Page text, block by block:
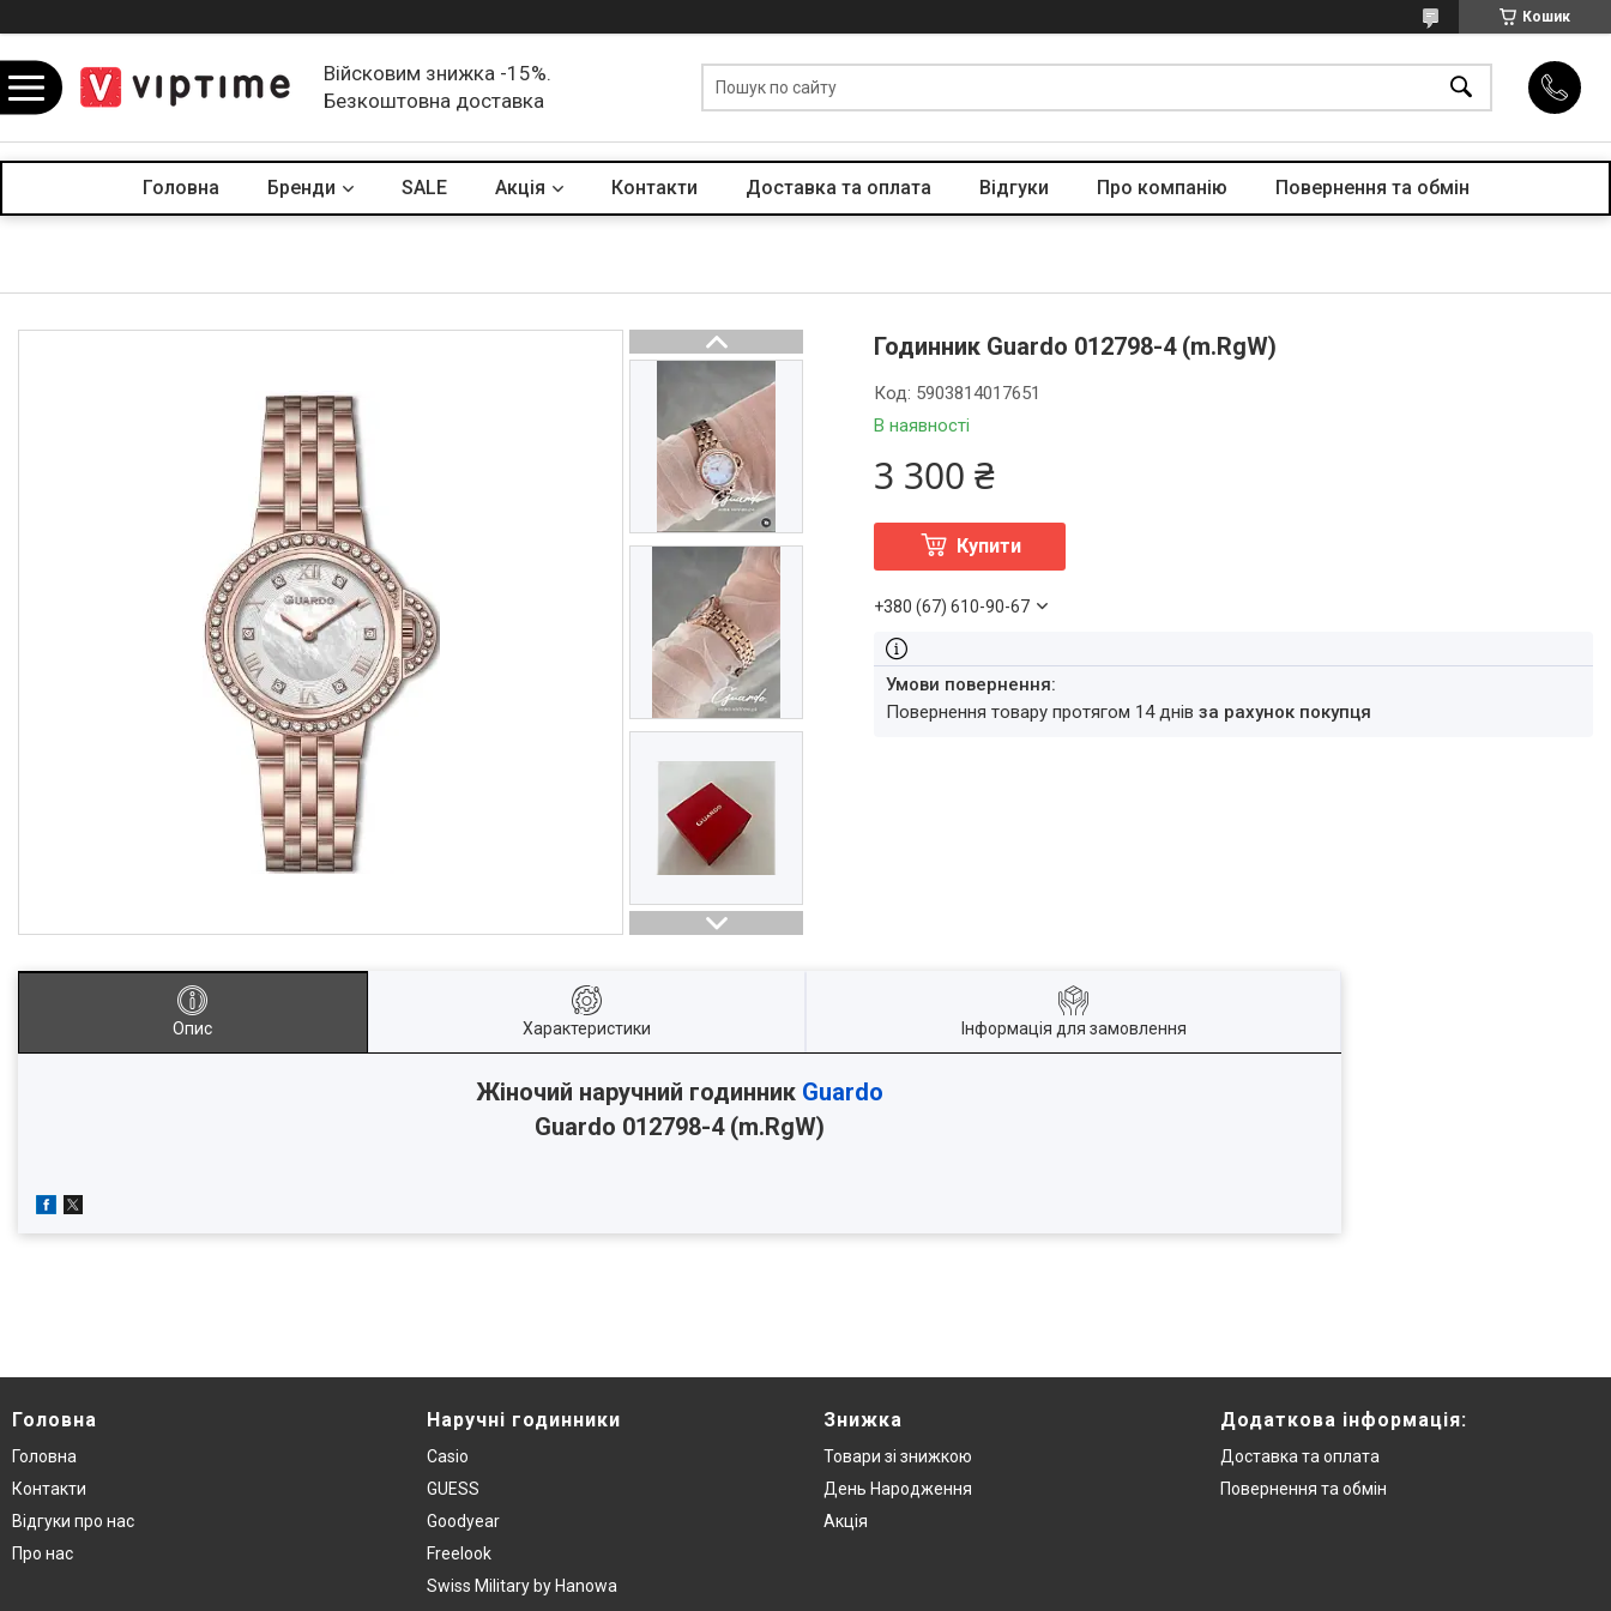
Кошик
Війсковим знижка -15%.
Безкоштовна доставка
Головна Бренди SALE Акцiя Контакти Доставка та оплата Вiдгуки Про компанiю Повернення та обмін
Годинник Guardo 012798-4 (m.RgW)
В наявності
Код: 5903814017651
3 300 ₴
Купити
+380 (67) 610-90-67
повернення товару протягом 14 днівза рахунок покупця
Опис Характеристики Інформація для замовлення
Жіночий наручний годинник Guardo
Guardo 012798-4 (m.RgW)
Головна
Головна
Контакти
Вiдгуки про нас
Про нас
Наручнi годинники
Casio
GUESS
Goodyear
Freelook
Swiss Military by Hanowa
Знижка
Товари зi знижкою
День Народження
Акція
Додаткова інформацiя:
Доставка та оплата
Повернення та обмiн